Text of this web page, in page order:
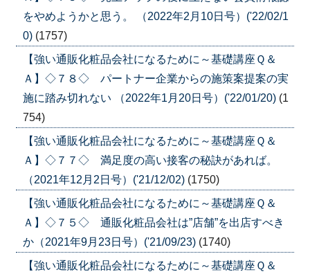
をやめようかと思う。 （2022年2月10日号）('22/02/1
0) (1757)
【強い通販化粧品会社になるために～基礎講座Ｑ＆
Ａ】◇７８◇ パートナー企業からの施策案提案の実
施に踏み切れない （2022年1月20日号）('22/01/20) (1
754)
【強い通販化粧品会社になるために～基礎講座Ｑ＆
Ａ】◇７７◇ 満足度の高い接客の秘訣があれば。
（2021年12月2日号）('21/12/02) (1750)
【強い通販化粧品会社になるために～基礎講座Ｑ＆
Ａ】◇７５◇ 通販化粧品会社は”店舗”を出店すべき
か（2021年9月23日号）('21/09/23) (1740)
【強い通販化粧品会社になるために～基礎講座Ｑ＆